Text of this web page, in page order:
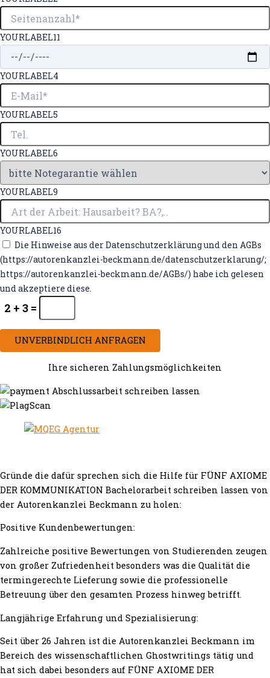
YOURLABEL11
YOURLABEL4
YOURLABEL5
YOURLABEL6
YOURLABEL9
YOURLABEL16
Die Hinweise aus der Datenschutzerklärung und den AGBs
(https://autorenkanzlei-beckmann.de/datenschutzerklarung/;
https://autorenkanzlei-beckmann.de/AGBs/) habe ich gelesen
und akzeptiere diese.
2 + 3 =
UNVERBINDLICH ANFRAGEN
Ihre sicheren Zahlungsmöglichkeiten
Gründe die dafür sprechen sich die Hilfe für FÜNF AXIOME
DER KOMMUNIKATION Bachelorarbeit schreiben lassen von
der Autorenkanzlei Beckmann zu holen:
Positive Kundenbewertungen:
Zahlreiche positive Bewertungen von Studierenden zeugen
von großer Zufriedenheit besonders was die Qualität die
termingerechte Lieferung sowie die professionelle
Betreuung über den gesamten Prozess hinweg betrifft.
Langjährige Erfahrung und Spezialisierung:
Seit über 26 Jahren ist die Autorenkanzlei Beckmann im
Bereich des wissenschaftlichen Ghostwritings tätig und
hat sich dabei besonders auf FÜNF AXIOME DER